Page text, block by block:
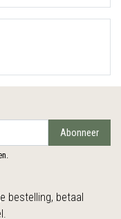
Abonneer
bestelling, betaal